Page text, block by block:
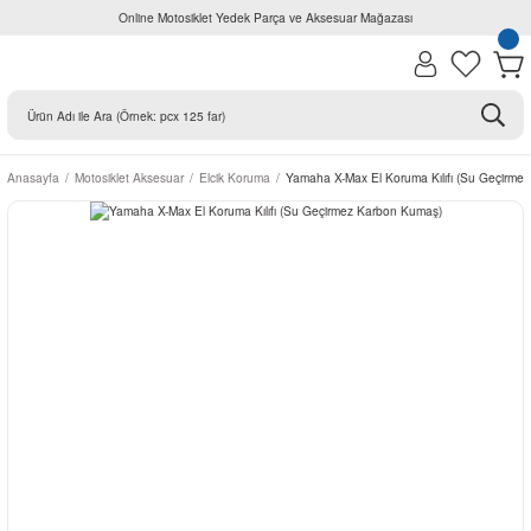
Online Motosiklet Yedek Parça ve Aksesuar Mağazası
Anasayfa Motosiklet Aksesuar Elcik Koruma Yamaha X-Max El Koruma Kılıfı (Su